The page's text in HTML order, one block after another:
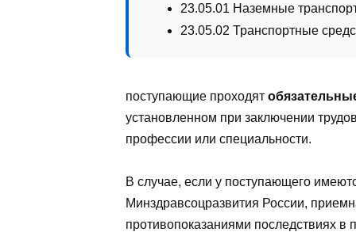
23.05.01 Наземные
23.05.02 Транспортные
поступающие проходят
установленном при заключении
профессии или специальности.
В случае, если у поступающего
Минздравсоцразвития России,
противопоказаниями последствиях